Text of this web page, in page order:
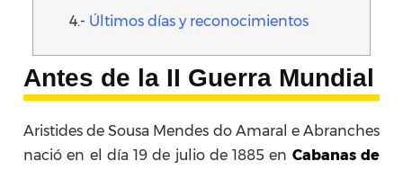
4.- Últimos días y reconocimientos
Antes de la II Guerra Mundial
Aristides de Sousa Mendes do Amaral e Abranches
nació en el día 19 de julio de 1885 en Cabanas de